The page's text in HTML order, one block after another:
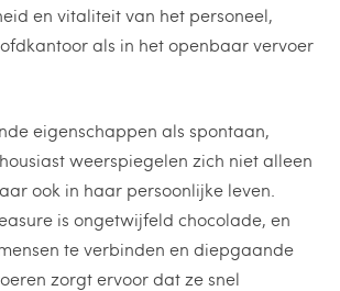
en vitaliteit van het personeel,
als in het openbaar vervoer
eigenschappen als spontaan,
weerspiegelen zich niet alleen
ook in haar persoonlijke leven.
is ongetwijfeld chocolade, en
te verbinden en diepgaande
zorgt ervoor dat ze snel